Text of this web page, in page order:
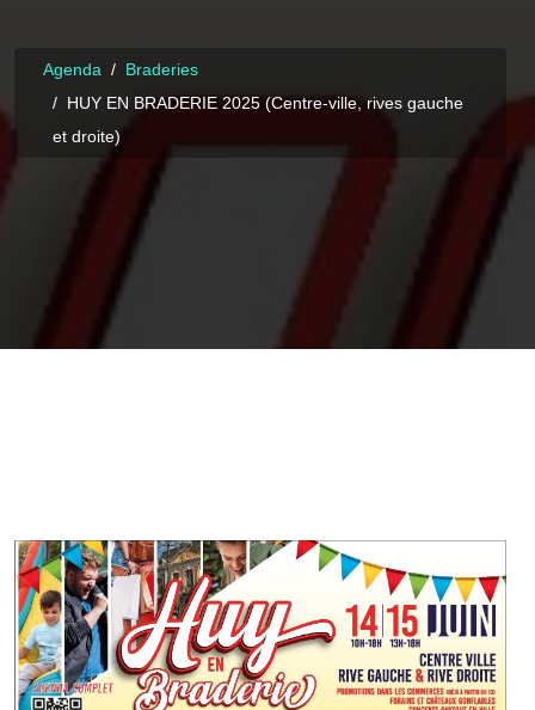
Agenda
Braderies
HUY EN BRADERIE 2025 (Centre-ville, rives gauche
et droite)